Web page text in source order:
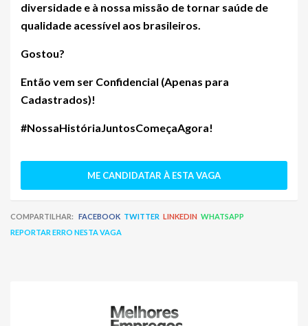
diversidade e à nossa missão de tornar saúde de
qualidade acessível aos brasileiros.
Gostou?
Então vem ser Confidencial (Apenas para
Cadastrados)!
#NossaHistóriaJuntosComeçaAgora!
ME CANDIDATAR À ESTA VAGA
COMPARTILHAR: FACEBOOK TWITTER LINKEDIN WHATSAPP
REPORTAR ERRO NESTA VAGA